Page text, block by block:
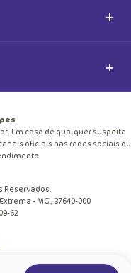
+
+
Em caso de qualquer suspeita
oficiais nas redes sociais ou
Reservados.
- MG, 37640-000
62